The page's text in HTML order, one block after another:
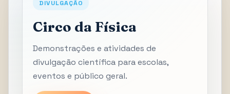
DIVULGAÇÃO
Circo da Física
Demonstrações e atividades de
divulgação científica para escolas,
eventos e público geral.